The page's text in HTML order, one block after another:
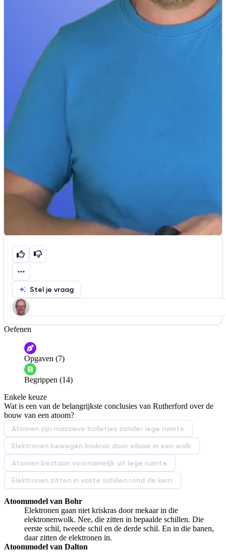
Stel je vraag
Help ons de video te verbeteren
De audio is slecht
Informatie is onjuist
De docent is te langdradig
De uitleg gaat te langzaam
Afspelen werkte niet
Oefenen
Opgaven (7)
Begrippen (14)
Enkele keuze
Wat is een van de belangrijkste conclusies van Rutherford over de
bouw van een atoom?
Atomen zijn massieve bolletjes zonder lege ruimte.
Elektronen bewegen kriskras door elkaar in een wolk.
Atomen bestaan voornamelijk uit lege ruimte.
Elektronen zitten in vaste schillen rond de kern.
Atoommodel van Bohr
Elektronen gaan niet kriskras door mekaar in die
elektronenwolk. Nee, die zitten in bepaalde schillen. Die
eerste schil, tweede schil en de derde schil. En in die banen,
daar zitten de elektronen in.
Atoommodel van Dalton